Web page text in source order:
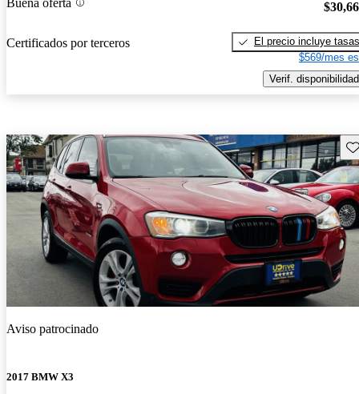
Certificados por terceros
El precio incluye tasas
$569/mes
Verif. disponibilidad
Aviso patrocinado
2017 BMW X3